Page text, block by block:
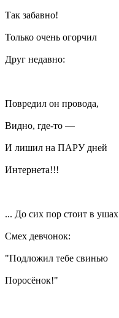
Так забавно!
Только очень огорчил
Друг недавно:
Повредил он провода,
Видно, где-то —
И лишил на ПАРУ дней
Интернета!!!
... До сих пор стоит в ушах
Смех девчонок:
"Подложил тебе свинью
Поросёнок!"